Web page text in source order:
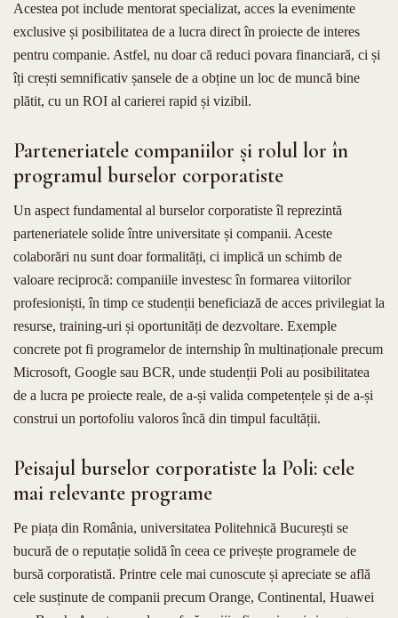
Acestea pot include mentorat specializat, acces la evenimente
exclusive și posibilitatea de a lucra direct în proiecte de interes
pentru companie. Astfel, nu doar că reduci povara financiară, ci și
îți crești semnificativ șansele de a obține un loc de muncă bine
plătit, cu un ROI al carierei rapid și vizibil.
Parteneriatele companiilor și rolul lor în
programul burselor corporatiste
Un aspect fundamental al burselor corporatiste îl reprezintă
parteneriatele solide între universitate și companii. Aceste
colaborări nu sunt doar formalități, ci implică un schimb de
valoare reciprocă: companiile investesc în formarea viitorilor
profesioniști, în timp ce studenții beneficiază de acces privilegiat la
resurse, training-uri și oportunități de dezvoltare. Exemple
concrete pot fi programelor de internship în multinaționale precum
Microsoft, Google sau BCR, unde studenții Poli au posibilitatea
de a lucra pe proiecte reale, de a-și valida competențele și de a-și
construi un portofoliu valoros încă din timpul facultății.
Peisajul burselor corporatiste la Poli: cele
mai relevante programe
Pe piața din România, universitatea Politehnică București se
bucură de o reputație solidă în ceea ce privește programele de
bursă corporatistă. Printre cele mai cunoscute și apreciate se află
cele susținute de companii precum Orange, Continental, Huawei